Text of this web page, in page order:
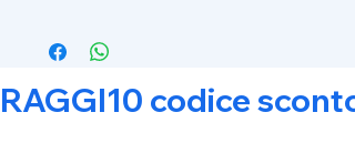
RAGGI10 codice